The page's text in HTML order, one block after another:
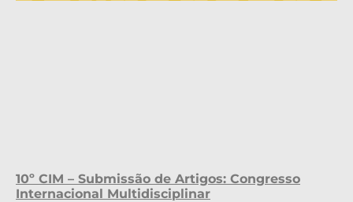
10º CIM – Submissão de Artigos: Congresso
Internacional Multidisciplinar